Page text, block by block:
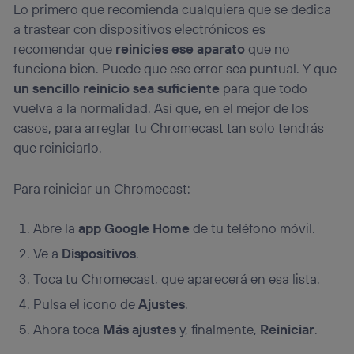
Lo primero que recomienda cualquiera que se dedica
a trastear con dispositivos electrónicos es
recomendar que reinicies ese aparatoque no
funciona bien. Puede que ese error sea puntual. Y que
un sencillo reinicio sea suficiente para que todo
vuelva a la normalidad. Así que, en el mejor de los
casos, para arreglar tu Chromecast tan solo tendrás
que reiniciarlo.
Para reiniciar un Chromecast:
Abre la app Google Home de tu teléfono móvil.
Ve a Dispositivos.
Toca tu Chromecast, que aparecerá en esa lista.
Pulsa el icono deAjustes.
Ahora toca Más ajustesy, finalmente, Reiniciar.
Si utilizas unaconexión de banda ancha(p. ej., Wi-Fi),
el marketing o análisis se realizará en función de las
actividades de navegación de los miembros del hogar
que hayan dado su consentimiento.
datos móviles
, el marketing será más
personalizado, ya que se basará únicamente en la
navegación del usuario del móvil.
Puedes gestionar los consentimientos Utiq seleccionando
“Administrar Utiq” en la parte inferior de esta página web o
la política de privacidad de Utiq